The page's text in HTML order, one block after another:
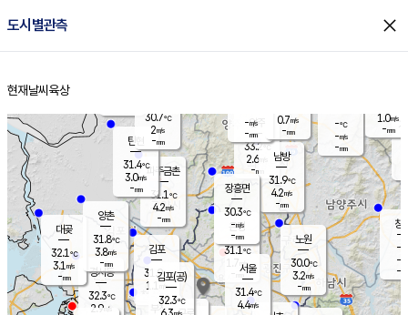
도시별관측 close
홈
현재날씨 육상
양주
33.2℃
2.6
-mm
경서동
32.3℃
2.9m/s
파주금촌
31.1℃
4.2m/s
-mm
-℃
-m/s
-mm
대곶
32.1℃
3.1 m/s
-mm
창
-
-m/
-
탄현
31.4℃
3.0m/s
-mm
1.0m/s
-mm
김포
31.9℃
1.1 m/s
mm
부천
양촌
31.8℃
3.8m/s
-mm
은평
31.1℃
1.7 m/s
- mm
노원
30.0℃
3.2m/s
-mm
남방
31.9℃
4.2m/s
-mm
장흥면
30.3℃
-m/s
-mm
-m/s
-mm
김포(공)
32.3℃
m/s
서울
31.4℃
4.4m/s
30.7℃
2m/s
-mm
0.7m/s
-mm